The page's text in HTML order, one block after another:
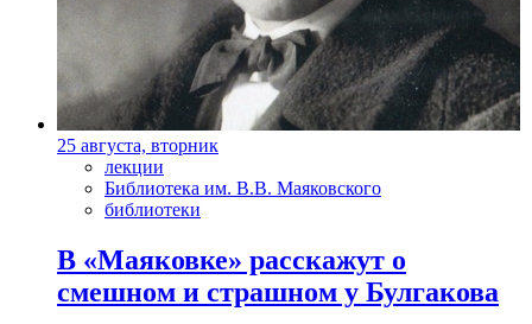
25 августа, вторник
лекции
Библиотека им. В.В. Маяковского
библиотеки
В «Маяковке» расскажут о
смешном и страшном у Булгакова